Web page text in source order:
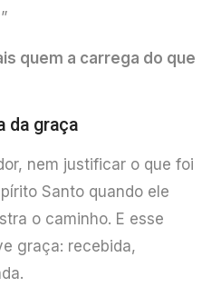
quem a carrega do que
da graça
nem justificar o que foi
Santo quando ele
o caminho. E esse
graça: recebida,